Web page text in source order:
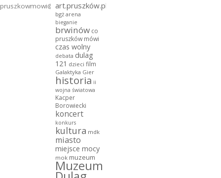
pruszkowmowi@gmail.com
art.pruszków.pl
bgż arena
bieganie
brwinów co
pruszków mówi
czas wolny
debata dulag
121 dzieci film
Galaktyka Gier
historia ii
wojna światowa
Kacper
Borowiecki
koncert
konkurs
kultura mdk
miasto
miejsce mocy
mok muzeum
Muzeum